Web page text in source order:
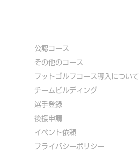
公認コース
​その他のコース
​ フットゴルフコース導入について
​チームビルディング
選手登録​
​後援申請
​イベント依頼
プライバシーポリシー